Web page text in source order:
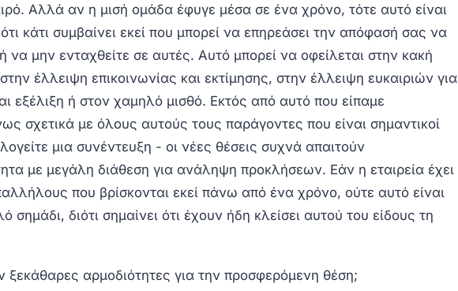
Αλλά αν η μισή ομάδα έφυγε μέσα σε ένα χρόνο, τότε αυτό είναι
κάτι συμβαίνει εκεί που μπορεί να επηρεάσει την απόφασή σας να
να μην ενταχθείτε σε αυτές. Αυτό μπορεί να οφείλεται στην κακή
στην έλλειψη επικοινωνίας και εκτίμησης, στην έλλειψη ευκαιριών για
εξέλιξη ή στον χαμηλό μισθό. Εκτός από αυτό που είπαμε
σχετικά με όλους αυτούς τους παράγοντες που είναι σημαντικοί
μια συνέντευξη - οι νέες θέσεις συχνά απαιτούν
με μεγάλη διάθεση για ανάληψη προκλήσεων. Εάν η εταιρεία έχει
που βρίσκονται εκεί πάνω από ένα χρόνο, ούτε αυτό είναι
σημάδι, διότι σημαίνει ότι έχουν ήδη κλείσει αυτού του είδους τη
ξεκάθαρες αρμοδιότητες για την προσφερόμενη θέση;